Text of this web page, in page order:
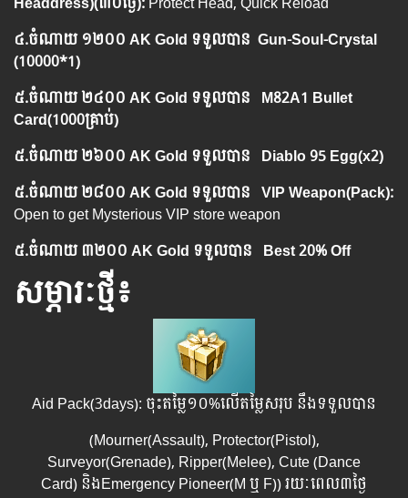
៤.​ចំណាយ១២០០ AK Gold ទទួលបាន Gun-Soul-Crystal
(10000*1)
៥.ចំណាយ​២៤០០ AK Gold ទទួលបាន M82A1 Bullet
Card(1000គ្រាប់)
៥.ចំណាយ​២៦០០ AK Gold ទទួលបាន Diablo 95 Egg(x2)
៥.ចំណាយ​២៨០០ AK Gold ទទួលបាន VIP Weapon(Pack):
Open to get Mysterious VIP store weapon
៥.ចំណាយ​៣២០០ AK Gold ទទួលបាន Best 20% Off
សម្ភារៈថ្មី៖
Aid Pack(3days): ចុះតម្លៃ១០%លើតម្លៃសរុប នឹងទទួលបាន
(Mourner(Assault), Protector(Pistol),
Surveyor(Grenade), Ripper(Melee), Cute (Dance
Card) និងEmergency Pioneer(M ឬ F)​)​ រយៈពេល៣ថ្ងៃ